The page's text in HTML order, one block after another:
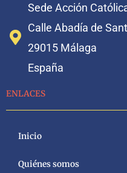
Sede Acción
Calle Abadía de
29015 Málaga
España
ENLACES
Inicio
Quiénes somos